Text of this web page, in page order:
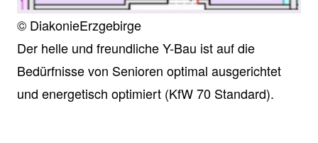
© DiakonieErzgebirge
Der helle und freundliche Y-Bau ist auf die
Bedürfnisse von Senioren optimal ausgerichtet
und energetisch optimiert (KfW 70 Standard).